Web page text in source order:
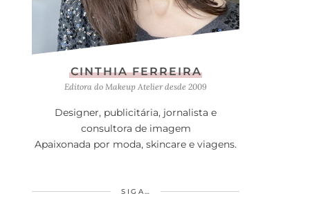
CINTHIA FERREIRA
Editora do Makeup Atelier desde 2009
Designer, publicitária, jornalista e
consultora de imagem
Apaixonada por moda, skincare e viagens.
SIGA…